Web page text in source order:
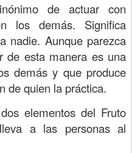
de actuar con
los demás. Significa
nadie. Aunque parezca
de esta manera es una
demás y que produce
de quien la práctica.
elementos del Fruto
a las personas al